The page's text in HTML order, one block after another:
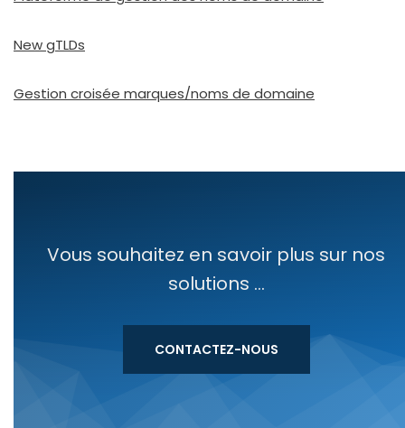
New gTLDs
Gestion croi­sée marques/noms de domaine
Vous souhaitez en savoir plus sur nos
solutions ...
CONTACTEZ-NOUS